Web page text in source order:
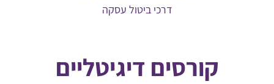
דרכי ביטול עסקה
קורסים דיגיטליים